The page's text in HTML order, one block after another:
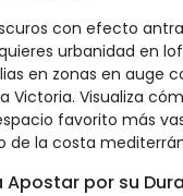
con efecto
urbanidad en
en zonas en auge
Victoria. Visualiza
favorito más
de la costa
Apostar por su